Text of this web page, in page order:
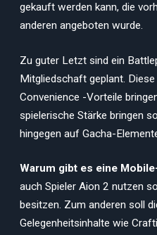
gekauft werden kann, die
anderen angeboten wurde.
Zu guter Letzt sind ein
Mitgliedschaft geplant.
Convenience -Vorteile
spielerische Stärke bringen
hingegen auf Gacha-
Warum gibt es eine
auch Spieler Aion 2 nutzen
besitzen. Zum anderen soll
Gelegenheitsinhalte wie